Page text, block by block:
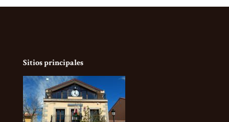
Sitios principales